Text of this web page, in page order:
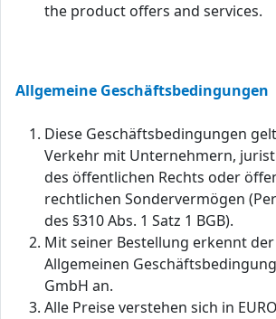
the product offers and services.
Allgemeine Geschäftsbedingungen
Diese Geschäftsbedingungen
Verkehr mit Unternehmern,
des öffentlichen Rechts oder
rechtlichen Sondervermögen
des §310 Abs. 1 Satz 1 BGB).
Mit seiner Bestellung erkennt
Allgemeinen
GmbH an.
Alle Preise verstehen sich in